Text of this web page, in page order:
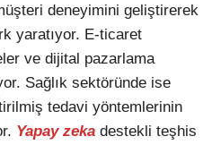
deneyimini geliştirerek
yaratıyor. E-ticaret
ve dijital pazarlama
Sağlık sektöründe ise
tedavi yöntemlerinin
Yapay zeka destekli teşhis